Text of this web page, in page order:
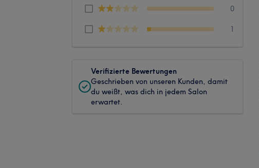
0
1
Verifizierte Bewertungen
Geschrieben von unseren Kunden, damit
du weißt, was dich in jedem Salon
erwartet.